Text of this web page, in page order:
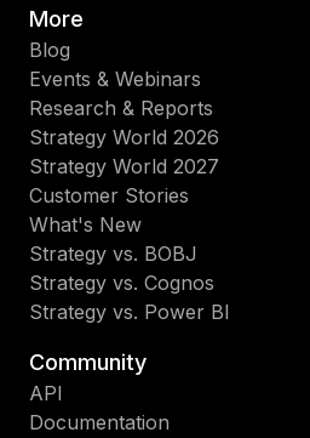
More
Blog
Events & Webinars
Research & Reports
Strategy World 2026
Strategy World 2027
Customer Stories
What's New
Strategy vs. BOBJ
Strategy vs. Cognos
Strategy vs. Power BI
Community
API
Documentation